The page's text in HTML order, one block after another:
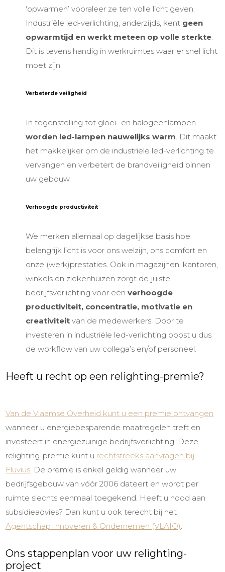
‘opwarmen’ vooraleer ze ten volle licht geven.
Industriële led-verlichting, anderzijds, kent geen
opwarmtijd en werkt meteen op volle sterkte.
Dit is tevens handig in werkruimtes waar er snel licht
moet zijn.
Verbeterde veiligheid
In tegenstelling tot gloei- en halogeenlampen
worden led-lampen nauwelijks warm. Dit maakt
het makkelijker om de industriële led-verlichting te
vervangen en verbetert de brandveiligheid binnen
uw gebouw.
Verhoogde productiviteit
We merken allemaal op dagelijkse basis hoe
belangrijk licht is voor ons welzijn, ons comfort en
onze (werk)prestaties. Ook in magazijnen, kantoren,
winkels en ziekenhuizen zorgt de juiste
bedrijfsverlichting voor eenverhoogde
productiviteit, concentratie, motivatie en
creativiteit van de medewerkers. Door te
investeren in industriële led-verlichting boost u dus
de workflow van uw collega’s en/of personeel.
Heeft u recht op een relighting-premie?
Van de Vlaamse Overheid kunt u een premie ontvangen
wanneer u energiebesparende maatregelen treft en
investeert in energiezuinige bedrijfsverlichting. Deze
relighting-premie kunt u rechtstreeks aanvragen bij
Fluvius. De premie is enkel geldig wanneer uw
bedrijfsgebouw van vóór 2006 dateert en wordt per
ruimte slechts eenmaal toegekend. Heeft u nood aan
subsidieadvies? Dan kunt u ook terecht bij het
Agentschap Innoveren & Ondernemen (VLAIO).
Ons stappenplan voor uw relighting-
project